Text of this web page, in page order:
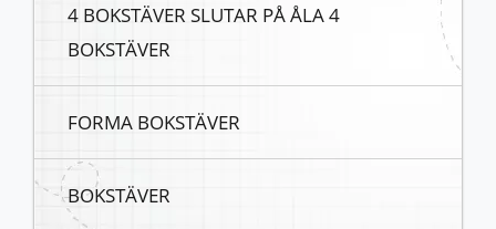
4 BOKSTÄVER SLUTAR PÅ ÅLA 4
BOKSTÄVER
FORMA BOKSTÄVER
BOKSTÄVER